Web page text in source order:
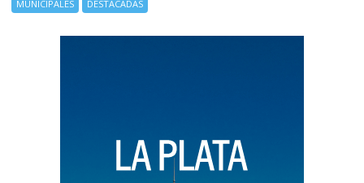
MUNICIPALES DESTACADAS